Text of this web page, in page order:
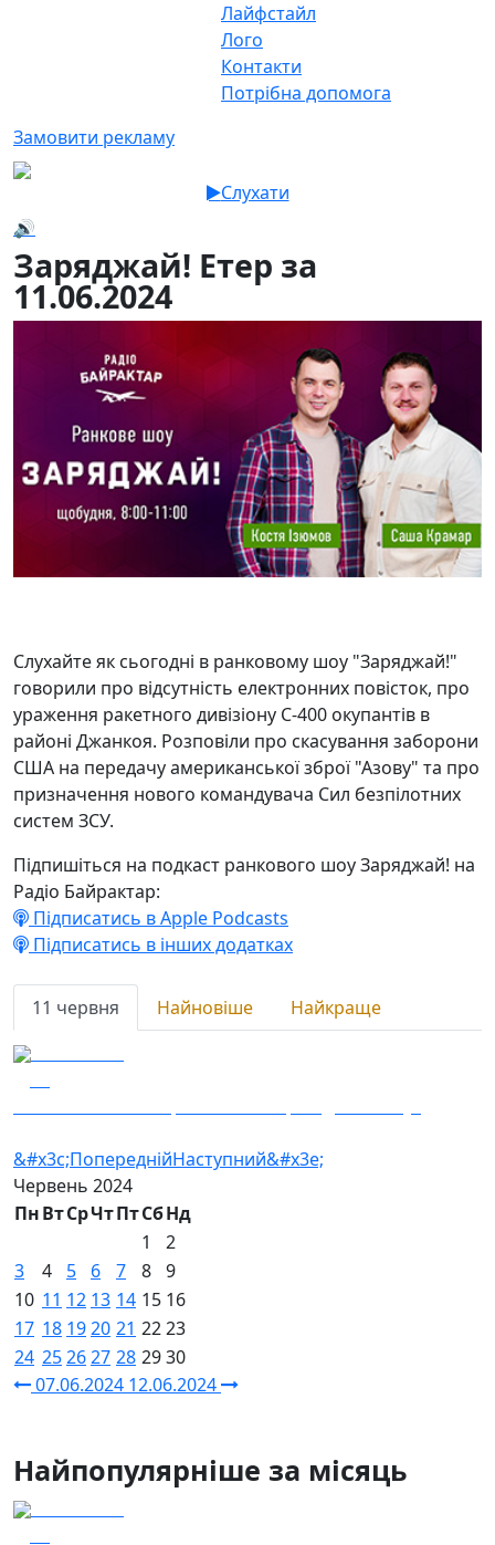
Лайфстайл
Лого
Контакти
Потрібна допомога
Замовити рекламу
Слухати
🔊
Заряджай! Етер за
11.06.2024
Слухайте як сьогодні в ранковому шоу "Заряджай!"
говорили про відсутність електронних повісток, про
ураження ракетного дивізіону С-400 окупантів в
районі Джанкоя. Розповіли про скасування заборони
США на передачу американської зброї "Азову" та про
призначення нового командувача Сил безпілотних
систем ЗСУ.
Підпишіться на подкаст ранкового шоу Заряджай! на
Радіо Байрактар:
Підписатись в Apple Podcasts
Підписатись в інших додатках
11 червня Найновіше
Найкраще
&#x3c;ПопереднійНаступний&#x3e;
Червень 2024
ПнВтСрЧтПтСбНд
1
2
3
4 5 6 7 8 9
10 11 12 13 14 15 16
17 18 1920 21 2223
24 252627 28 2930
07.06.2024 12.06.2024
Найпопулярніше за місяць